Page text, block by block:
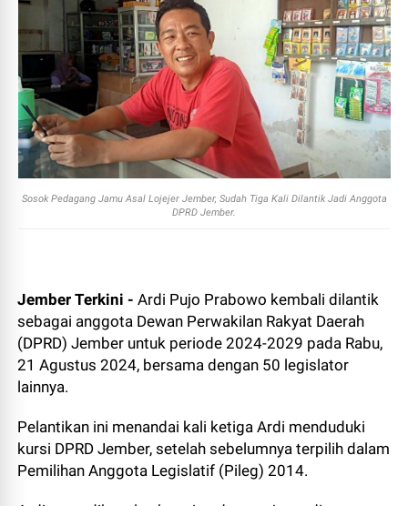
Sosok Pedagang Jamu Asal Lojejer Jember, Sudah Tiga Kali Dilantik Jadi Anggota
DPRD Jember.
Jember Terkini - Ardi Pujo Prabowo kembali dilantik
sebagai anggota Dewan Perwakilan Rakyat Daerah
(DPRD) Jember untuk periode 2024-2029 pada Rabu,
21 Agustus 2024, bersama dengan 50 legislator
lainnya.
Pelantikan ini menandai kali ketiga Ardi menduduki
kursi DPRD Jember, setelah sebelumnya terpilih dalam
Pemilihan Anggota Legislatif (Pileg) 2014.